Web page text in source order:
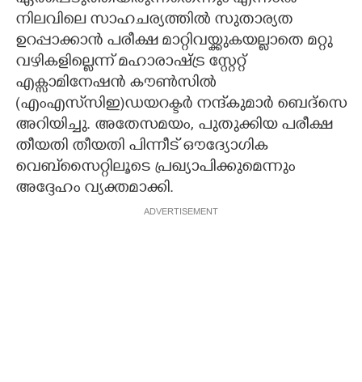
നിലവിലെ സാഹചര്യത്തിൽ സുതാര്യത
ഉറപ്പാക്കാൻ പരീക്ഷ മാറ്റിവയ്ക്കുകയല്ലാതെ മറ്റു
വഴികളില്ലെന്ന് മഹാരാഷ്ട്ര സ്റ്റേറ്റ്
എക്സാമിനേഷൻ കൗൺസിൽ
(എംഎസ്‌സിഇ)ഡയറക്ടർ നന്ദ്കുമാർ ബെദ്സെ
അറിയിച്ചു. അതേസമയം, പുതുക്കിയ പരീക്ഷ
തീയതി തീയതി പിന്നീട് ഔദ്യോഗിക
വെബ്‌സൈറ്റിലൂടെ പ്രഖ്യാപിക്കുമെന്നും
അദ്ദേഹം വ്യക്തമാക്കി.
ADVERTISEMENT